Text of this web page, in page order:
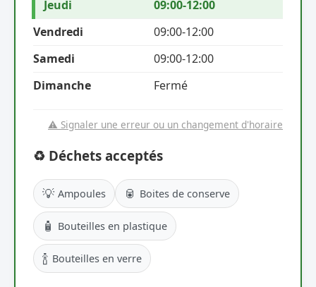
Jeudi
09:00-12:00
Vendredi
09:00-12:00
Samedi
09:00-12:00
Dimanche
Fermé
⚠️ Signaler une erreur ou un changement d'horaire
♻️ Déchets acceptés
💡 Ampoules 🥫 Boites de conserve
🧴 Bouteilles en plastique
🍾 Bouteilles en verre